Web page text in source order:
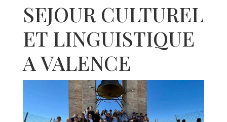
SEJOUR CULTUREL
ET LINGUISTIQUE
A VALENCE